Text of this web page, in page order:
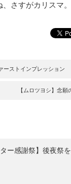
さすがカリスマ。
ーストインプレッション
【ムロツヨシ】念願
ター感謝祭】後夜祭